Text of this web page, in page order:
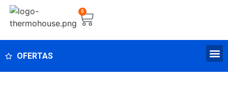
0
OFERTAS